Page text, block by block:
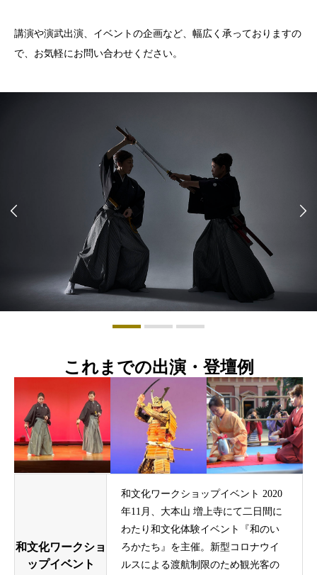
講演や演武出演、イベントの企画など、幅広く承っておりますの
で、お気軽にお問い合わせください。
これまでの出演・登壇例
和文化ワークショ
ップイベント
和文化ワークショップイベント 2020
年11月、大本山 増上寺にて二日間に
わたり和文化体験イベント『和のい
ろかたち』を主催。新型コロナウイ
ルスによる渡航制限のため観光客の